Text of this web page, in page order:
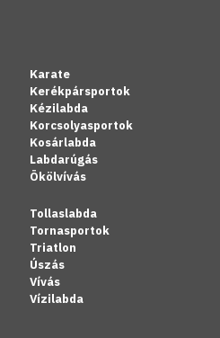
Karate
Kerékpársportok
Kézilabda
Korcsolyasportok
Kosárlabda
Labdarúgás
Ökölvívás
Tollaslabda
Tornasportok
Triatlon
Úszás
Vívás
Vízilabda